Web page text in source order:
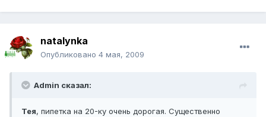
natalynka
Опубликовано 4 мая, 2009
Admin сказал:
Тея, пипетка на 20-ку очень дорогая. Существенно